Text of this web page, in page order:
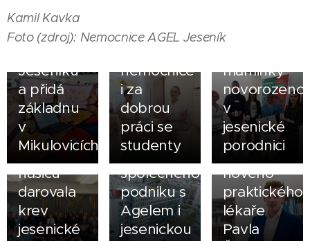
Kamil Kavka
Foto (zdroj): Nemocnice AGEL Jeseník
v
Javorníku
Jeseníku
a přidá
základnu
v
Mikulovicích
2026 má
nemocnice
i za
dobrou
práci se
studenty
Větší klid
maminky
v
jesenické
porodnici
28.04.2026
Třicítka
dobrovolných
a
profesionálních
hasičů
darovala
krev
jesenické
18.04.2026
iDNES:
Vezme
kraj do
společného
podniku s
Agelem i
jesenickou
14.04.2026
Jesenická
poliklinika
přivádí
nového
praktického
lékaře
Pavla